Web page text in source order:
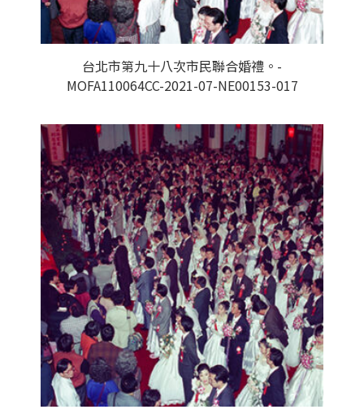
台北市第九十八次市民聯合婚禮。-
MOFA110064CC-2021-07-NE00153-017